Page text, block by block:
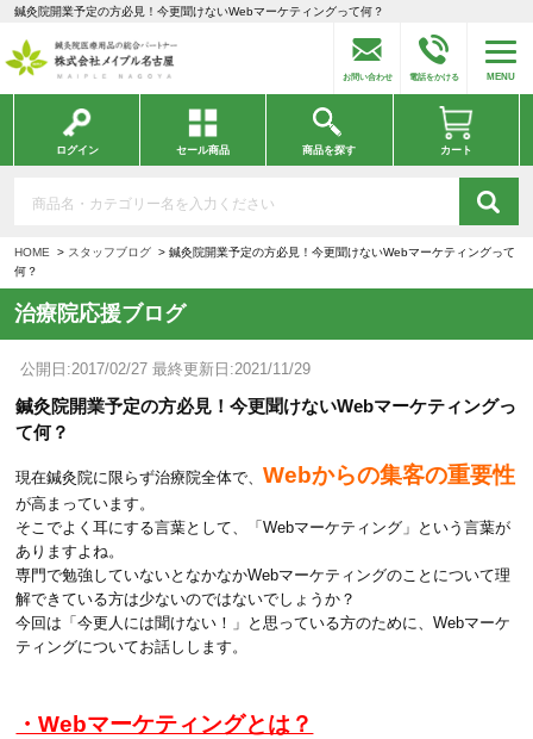
鍼灸院開業予定の方必見！今更聞けないWebマーケティングって何？
お問い合わせ 電話をかける MENU
ログイン セール商品 商品を探す カート
HOME スタッフブログ
鍼灸院開業予定の方必見！今更聞けないWebマーケティングって
何？
治療院応援ブログ
公開日:2017/02/27 最終更新日:2021/11/29
鍼灸院開業予定の方必見！今更聞けないWebマーケティングっ
て何？
現在鍼灸院に限らず治療院全体で、Webからの集客の重要性
が高まっています。
そこでよく耳にする言葉として、「Webマーケティング」という言葉が
ありますよね。
専門で勉強していないとなかなかWebマーケティングのことについて理
解できている方は少ないのではないでしょうか？
今回は「今更人には聞けない！」と思っている方のために、Webマーケ
ティングについてお話しします。
・Webマーケティングとは？